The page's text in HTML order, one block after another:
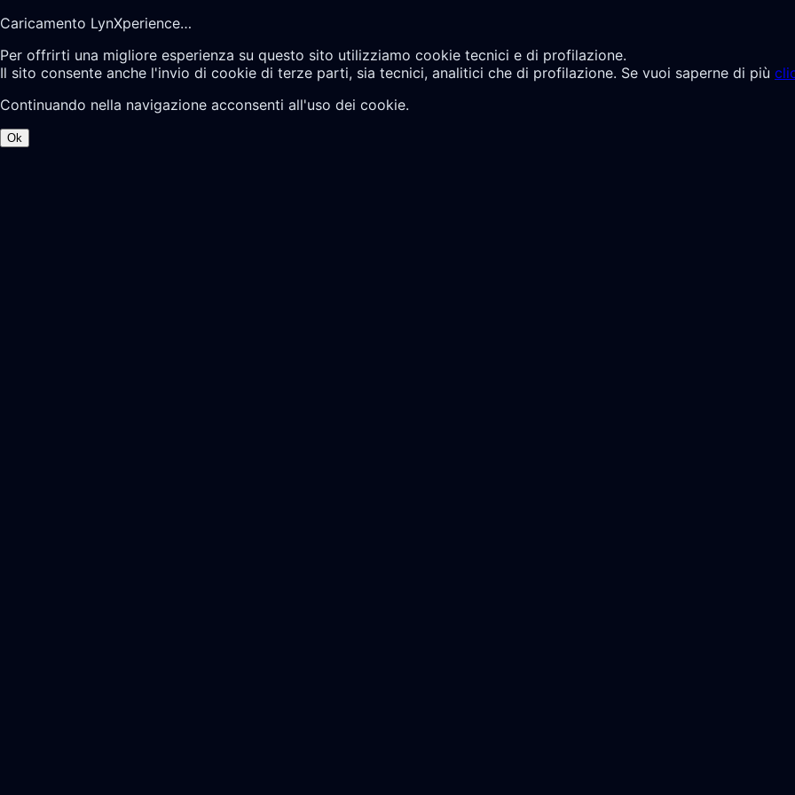
Caricamento LynXperience…
Per offrirti una migliore esperienza su questo sito utilizziamo cookie tecnici e di profilazione.
Il sito consente anche l'invio di cookie di terze parti, sia tecnici, analitici che di profilazione. Se vuoi saperne di più
Continuando nella navigazione acconsenti all'uso dei cookie.
Ok